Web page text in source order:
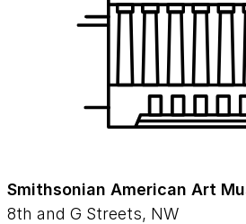
Smithsonian American Art
8th and G Streets, NW